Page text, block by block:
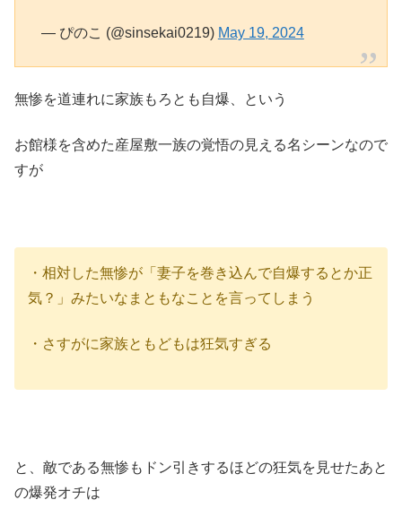
— ぴのこ (@sinsekai0219) May 19, 2024
無惨を道連れに家族もろとも自爆、という
お館様を含めた産屋敷一族の覚悟の見える名シーンなので
すが
・相対した無惨が「妻子を巻き込んで自爆するとか正
気？」みたいなまともなことを言ってしまう
・さすがに家族ともどもは狂気すぎる
と、敵である無惨もドン引きするほどの狂気を見せたあと
の爆発オチは